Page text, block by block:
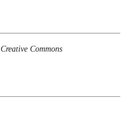
Creative Commons